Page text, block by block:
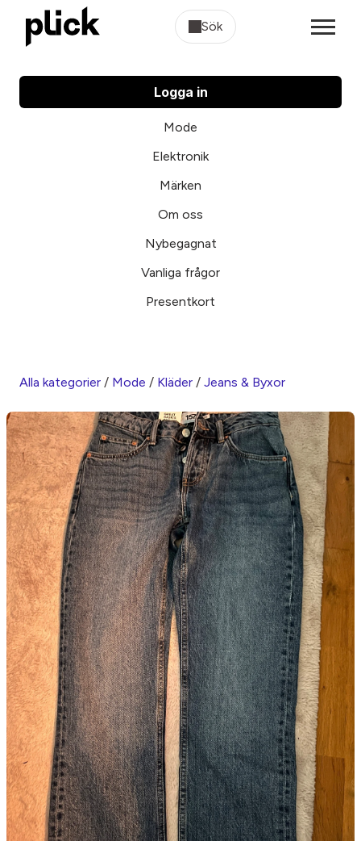
Sök
Logga in
Mode
Elektronik
Märken
Om oss
Nybegagnat
Vanliga frågor
Presentkort
Alla kategorier / Mode / Kläder / Jeans & Byxor